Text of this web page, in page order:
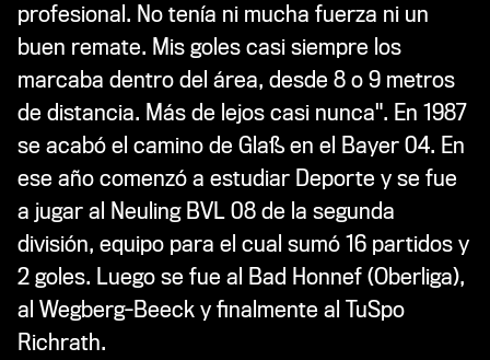
profesional. No tenía ni mucha fuerza ni un
buen remate. Mis goles casi siempre los
marcaba dentro del área, desde 8 o 9 metros
de distancia. Más de lejos casi nunca". En 1987
se acabó el camino de Glaß en el Bayer 04. En
ese año comenzó a estudiar Deporte y se fue
a jugar al Neuling BVL 08 de la segunda
división, equipo para el cual sumó 16 partidos y
2 goles. Luego se fue al Bad Honnef (Oberliga),
al Wegberg-Beeck y finalmente al TuSpo
Richrath.